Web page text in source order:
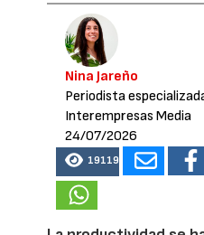
Nina Jareño
Periodista
Interempresas Media
24/07/2026
19119